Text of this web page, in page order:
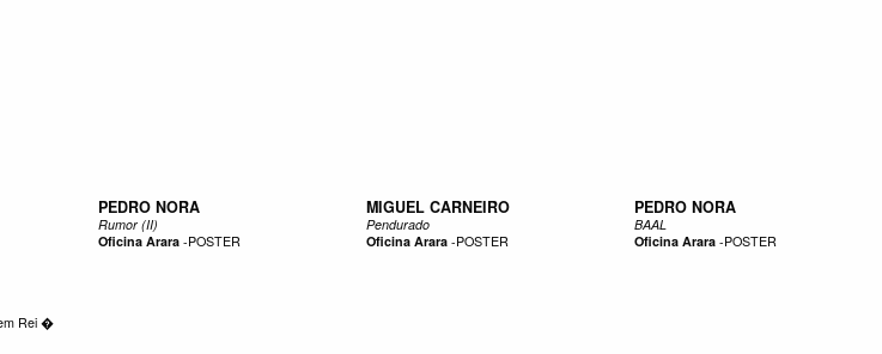
PEDRO NORA
Rumor (II)
Oficina Arara-POSTER
MIGUEL CARNEIRO
Pendurado
Oficina Arara-POSTER
PEDRO NORA
BAAL
Oficina Arara-POSTER